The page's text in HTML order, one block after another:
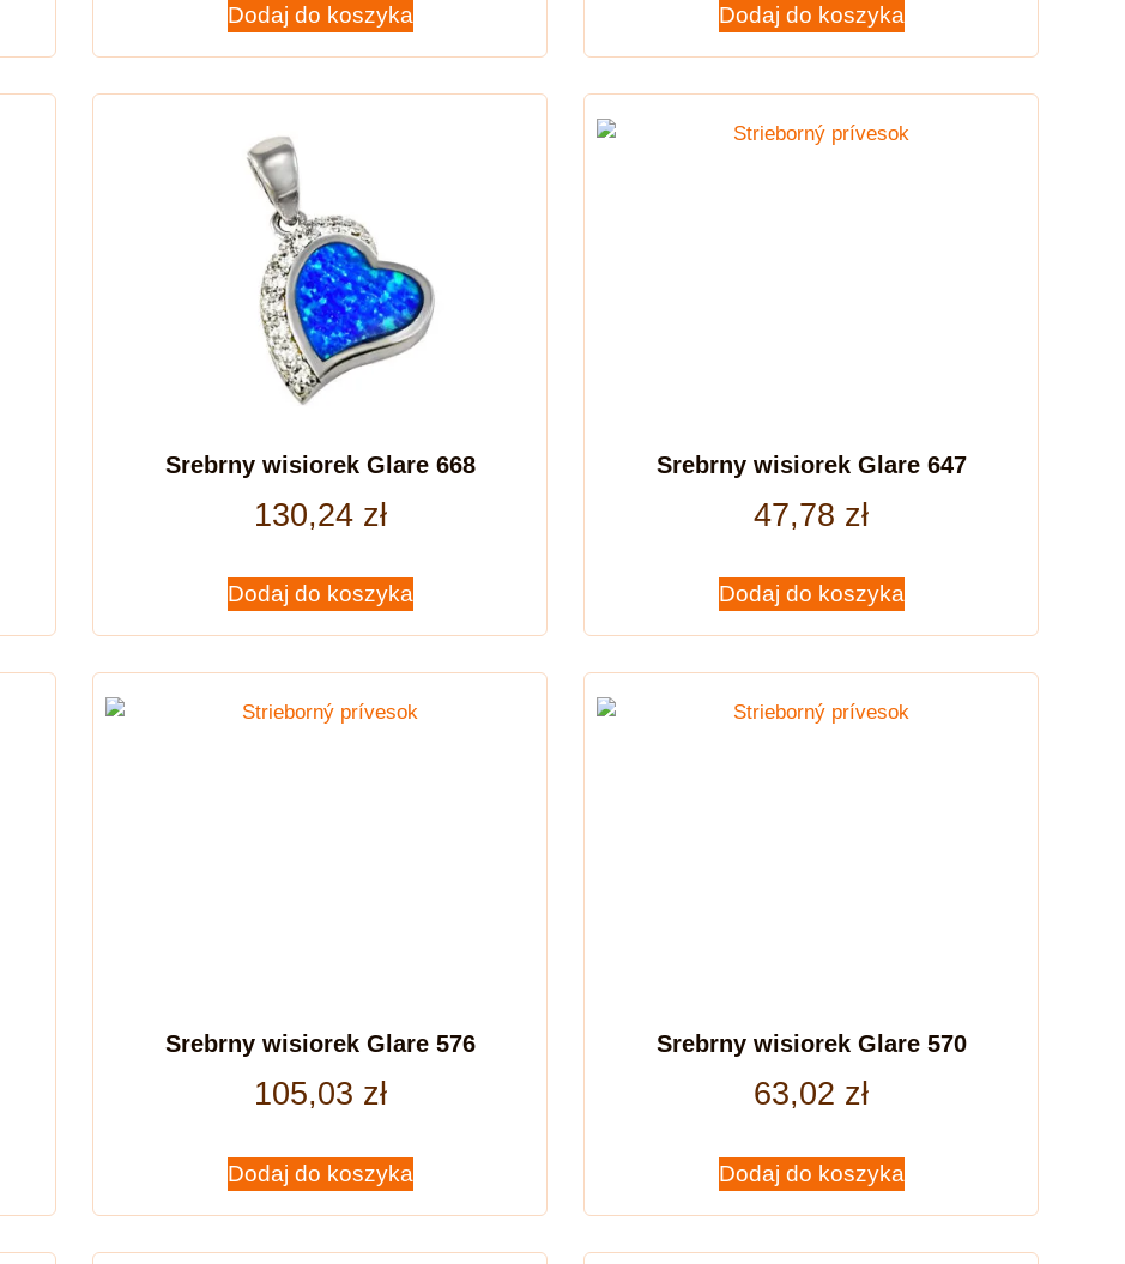
Dodaj do koszyka Dodaj do koszyka
Srebrny wisiorek Glare 668
130,24 zł
Dodaj do koszyka
Srebrny wisiorek Glare 647
47,78 zł
Dodaj do koszyka
Srebrny wisiorek Glare 576
105,03 zł
Dodaj do koszyka
Srebrny wisiorek Glare 570
63,02 zł
Dodaj do koszyka